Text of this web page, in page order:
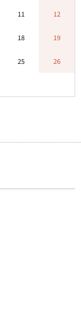
11 12
18 19
25 26